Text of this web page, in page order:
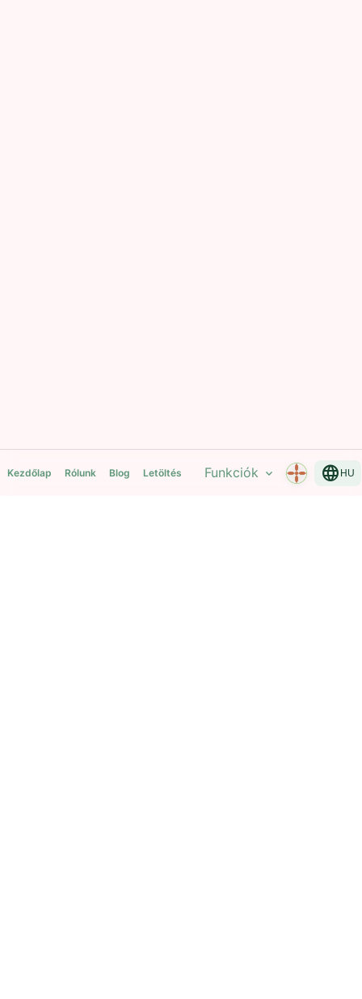
Kezdőlap Funkciók expand_more
Rólunk Blog Letöltés language HU